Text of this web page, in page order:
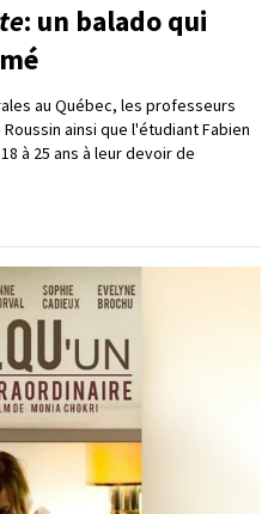
: un balado qui
au Québec, les professeurs
ainsi que l'étudiant Fabien
à 25 ans à leur devoir de